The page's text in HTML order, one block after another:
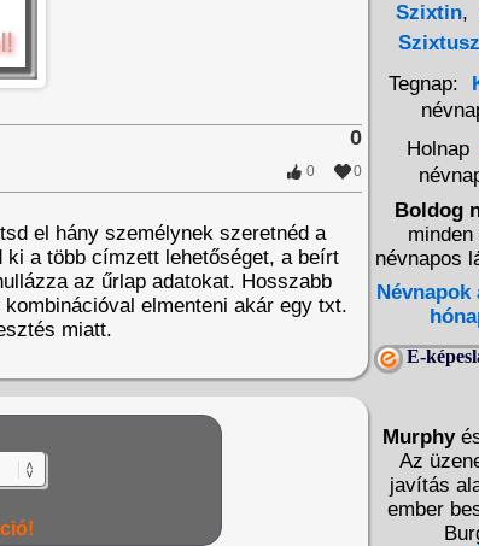
0
0
0
el hány személynek szeretnéd a
ki a több címzett lehetőséget, a beírt
az űrlap adatokat. Hosszabb
kombinációval elmenteni akár egy txt.
miatt.
Szixtin,
Szixtusz
Tegnap:
Holnap
Boldog
névnapos
Névnapok
E-
Murphy
Az
javítás
ember